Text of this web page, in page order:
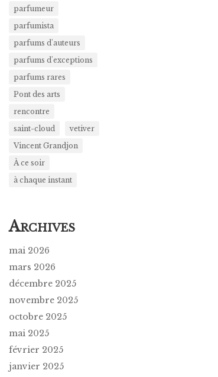
parfumeur
parfumista
parfums d'auteurs
parfums d'exceptions
parfums rares
Pont des arts
rencontre
saint-cloud
vetiver
Vincent Grandjon
À ce soir
à chaque instant
ARCHIVES
mai 2026
mars 2026
décembre 2025
novembre 2025
octobre 2025
mai 2025
février 2025
janvier 2025